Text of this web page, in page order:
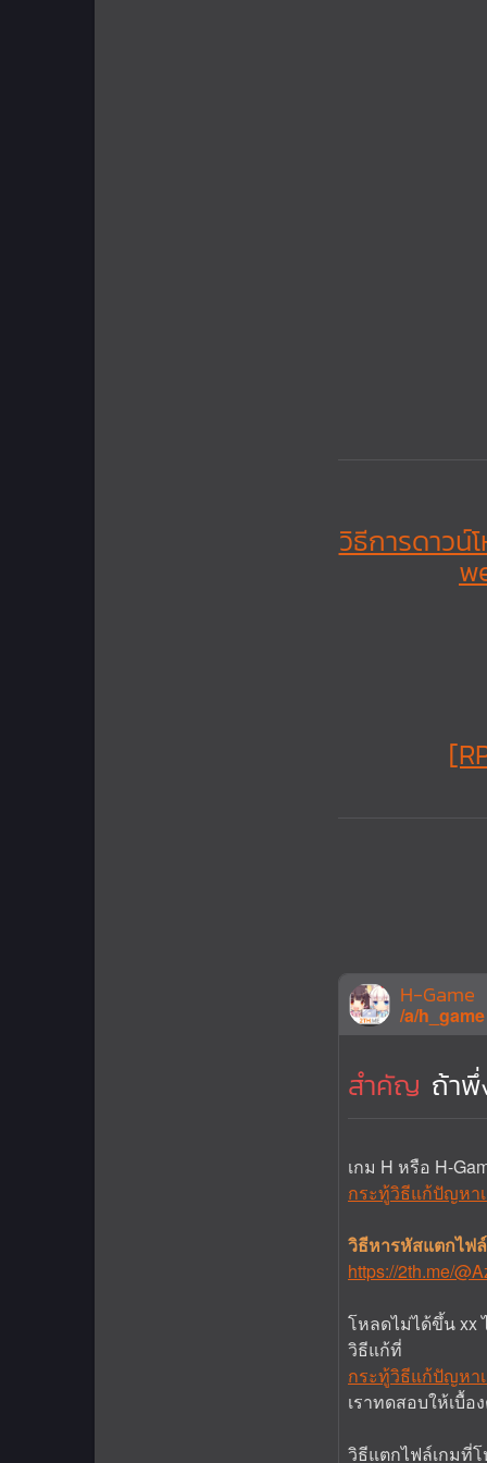
วิธีการดาว
H-Game
/a/h_game
สำคัญ ถ้า
เกม H หรือ H-
กระทู้วิธีแก้ปัญหา
วิธีหารหัสแตกไฟล์
https://2th.me/
โหลดไม่ได้ขึ้น xx
วิธีแก้ที่
กระทู้วิธีแก้ปัญหา
เราทดสอบให้เบื้
วิธีแตกไฟล์เกมที่